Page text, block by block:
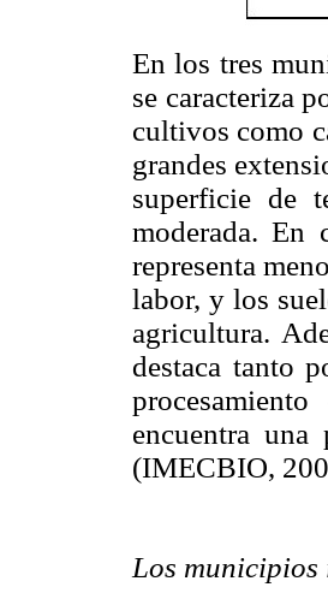
En los tres
se caracteriza
cultivos como
grandes
superficie de
moderada.
representa
labor, y los
agricultura.
destaca tanto
encuentra
(IMECBIO,
Los municipios